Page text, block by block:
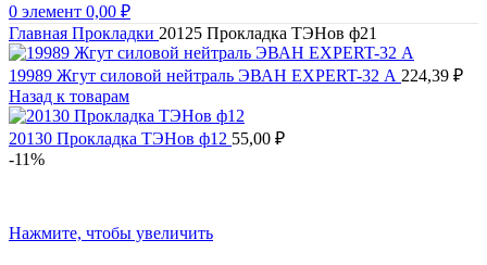
0 элемент 0,00 ₽
Главная Прокладки 20125 Прокладка ТЭНов ф21
19989 Жгут силовой нейтраль ЭВАН EXPERT-32 А 224,39 ₽
Назад к товарам
20130 Прокладка ТЭНов ф12 55,00 ₽
-11%
Нажмите, чтобы увеличить